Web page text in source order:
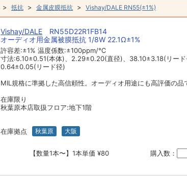
> 抵抗 > 金属皮膜抵抗 > Vishay/DALE RN55(±1%)
Vishay/DALE RN55D22R1FB14
オーディオ用金属被膜抵抗 1/8W 22.1Ω±1%
許容差:±1% 温度係数:±100ppm/℃
寸法:6.10±0.51(本体)、2.29±0.20(直径)、38.10±3.18(リード
0.64±0.05(リード径)
MIL規格に準拠した高信頼性。オーディオ用途にも高評価の品
在庫限り
秋葉原本店取扱フロア:地下1階
在庫拠点 秋葉原 大阪
【数量1本〜】1本単価 ¥80 購入数：